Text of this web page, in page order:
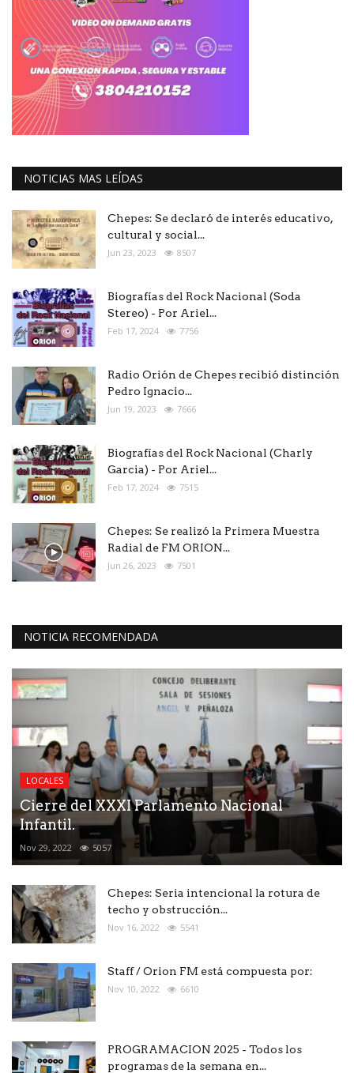
NOTICIAS MAS LEÍDAS
Chepes: Se declaró de interés educativo,
cultural y social...
Jun 23, 2023 8507
Biografías del Rock Nacional (Soda
Stereo) - Por Ariel...
Feb 17, 2024 7756
Radio Orión de Chepes recibió distinción
Pedro Ignacio...
Jun 19, 2023 7666
Biografías del Rock Nacional (Charly
Garcia) - Por Ariel...
Feb 17, 2024 7515
Chepes: Se realizó la Primera Muestra
Radial de FM ORION...
Jun 26, 2023 7501
NOTICIA RECOMENDADA
LOCALES
Cierre del XXXI Parlamento Nacional
Infantil.
Nov 29, 2022 5057
Chepes: Seria intencional la rotura de
techo y obstrucción...
Nov 16, 2022 5541
Staff / Orion FM está compuesta por:
Nov 10, 2022 6610
PROGRAMACION 2025 - Todos los
programas de la semana en...